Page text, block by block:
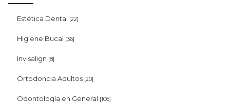
Estética Dental [22]
Higiene Bucal [36]
Invisalign [8]
Ortodoncia Adultos [20]
Odontología en General [106]